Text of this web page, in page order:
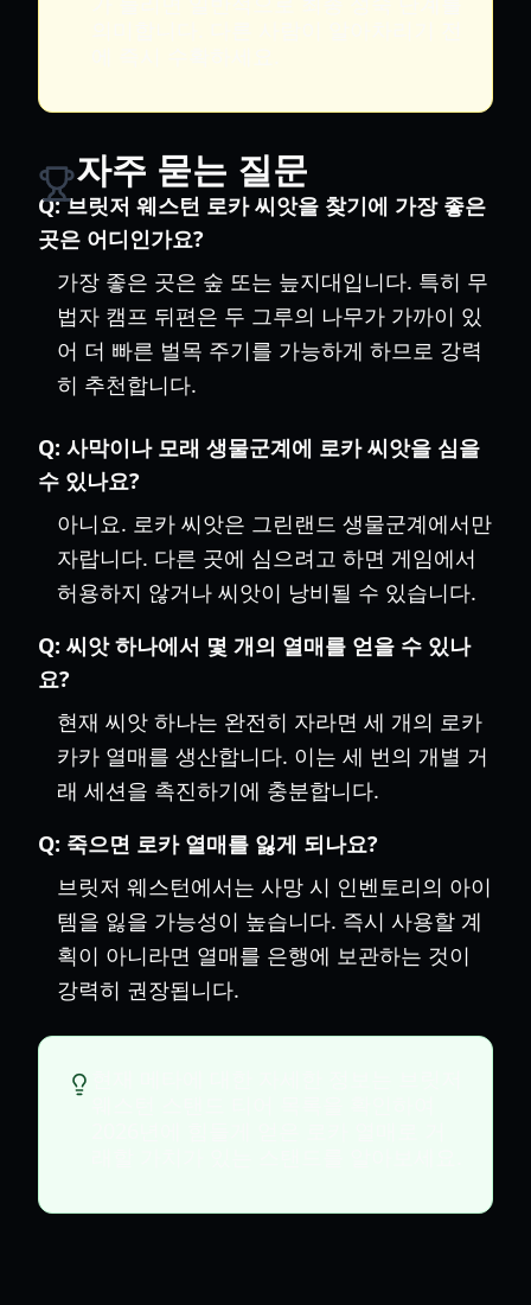
자주 묻는 질문
Q:브릿저 웨스턴 로카 씨앗을 찾기에 가장 좋은
곳은 어디인가요?
가장 좋은 곳은 숲 또는 늪지대입니다. 특히 무
법자 캠프 뒤편은 두 그루의 나무가 가까이 있
어 더 빠른 벌목 주기를 가능하게 하므로 강력
히 추천합니다.
Q: 사막이나 모래 생물군계에 로카 씨앗을 심을
수 있나요?
아니요. 로카 씨앗은 그린랜드 생물군계에서만
자랍니다. 다른 곳에 심으려고 하면 게임에서
허용하지 않거나 씨앗이 낭비될 수 있습니다.
Q: 씨앗 하나에서 몇 개의 열매를 얻을 수 있나
요?
현재 씨앗 하나는 완전히 자라면 세 개의 로카
카카 열매를 생산합니다. 이는 세 번의 개별 거
래 세션을 촉진하기에 충분합니다.
Q: 죽으면 로카 열매를 잃게 되나요?
브릿저 웨스턴에서는 사망 시 인벤토리의 아이
템을 잃을 가능성이 높습니다. 즉시 사용할 계
획이 아니라면 열매를 은행에 보관하는 것이
강력히 권장됩니다.